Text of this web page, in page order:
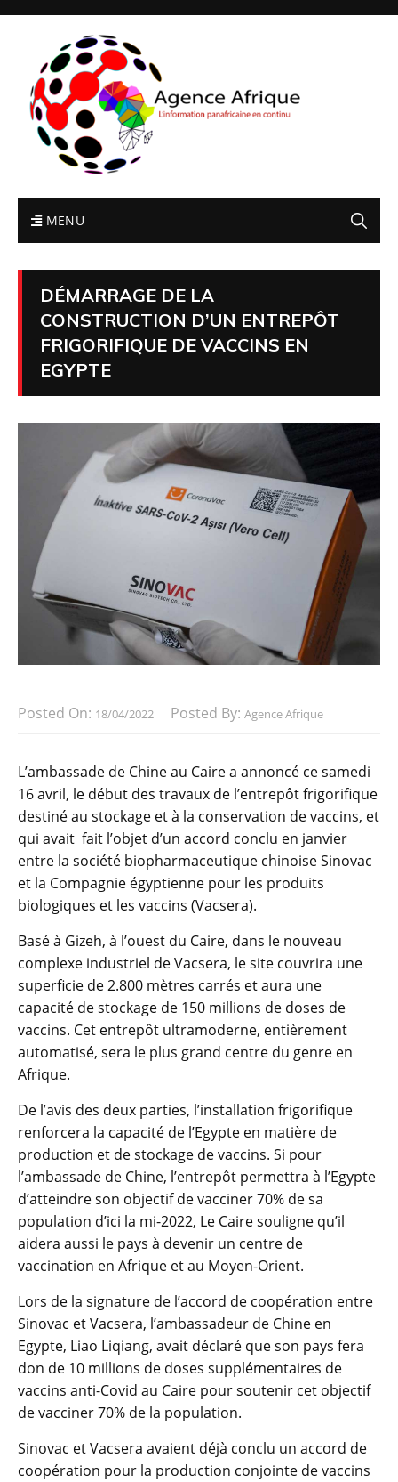
MENU
DÉMARRAGE DE LA
CONSTRUCTION D’UN ENTREPÔT
FRIGORIFIQUE DE VACCINS EN
EGYPTE
Posted On: 18/04/2022 Posted By: Agence Afrique
L’ambassade de Chine au Caire a annoncé ce samedi
16 avril, le début des travaux de l’entrepôt frigorifique
destiné au stockage et à la conservation de vaccins, et
qui avait fait l’objet d’un accord conclu en janvier
entre la société biopharmaceutique chinoise Sinovac
et la Compagnie égyptienne pour les produits
biologiques et les vaccins (Vacsera).
Basé à Gizeh, à l’ouest du Caire, dans le nouveau
complexe industriel de Vacsera, le site couvrira une
superficie de 2.800 mètres carrés et aura une
capacité de stockage de 150 millions de doses de
vaccins. Cet entrepôt ultramoderne, entièrement
automatisé, sera le plus grand centre du genre en
Afrique.
De l’avis des deux parties, l’installation frigorifique
renforcera la capacité de l’Egypte en matière de
production et de stockage de vaccins. Si pour
l’ambassade de Chine, l’entrepôt permettra à l’Egypte
d’atteindre son objectif de vacciner 70% de sa
population d’ici la mi-2022, Le Caire souligne qu’il
aidera aussi le pays à devenir un centre de
vaccination en Afrique et au Moyen-Orient.
Lors de la signature de l’accord de coopération entre
Sinovac et Vacsera, l’ambassadeur de Chine en
Egypte, Liao Liqiang, avait déclaré que son pays fera
don de 10 millions de doses supplémentaires de
vaccins anti-Covid au Caire pour soutenir cet objectif
de vacciner 70% de la population.
Sinovac et Vacsera avaient déjà conclu un accord de
coopération pour la production conjointe de vaccins